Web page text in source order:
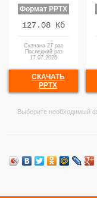
Формат PPTX
127.08 Кб
Скачана 27 раз
Последний раз
17.07.2026
СКАЧАТЬ
PPTX
Выберите необходимый